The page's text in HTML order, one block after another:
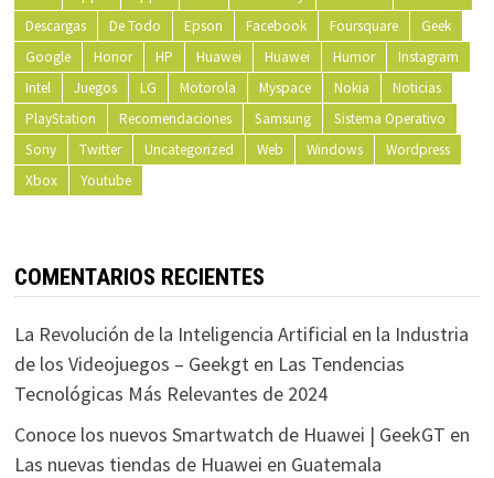
Descargas
De Todo Epson Facebook Foursquare
Geek
Google
Honor HP Huawei Huawei Humor
Instagram
Intel
Juegos LG Motorola Myspace Nokia
Noticias
PlayStation
Recomendaciones Samsung
Sistema Operativo
Sony
Twitter Uncategorized Web Windows
Wordpress
Xbox
Youtube
COMENTARIOS RECIENTES
La Revolución de la Inteligencia Artificial en la Industria
de los Videojuegos – Geekgt en Las Tendencias
Tecnológicas Más Relevantes de 2024
Conoce los nuevos Smartwatch de Huawei | GeekGT en
Las nuevas tiendas de Huawei en Guatemala